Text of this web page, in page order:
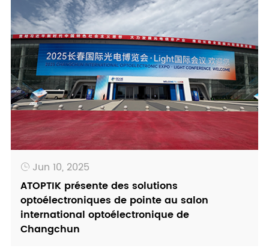
 Jun 10, 2025
ATOPTIK présente des solutions
optoélectroniques de pointe au salon
international optoélectronique de
Changchun